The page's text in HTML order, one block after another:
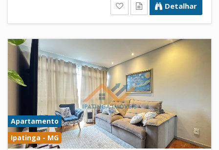
Detalhar
Apartamento
Ipatinga - MG